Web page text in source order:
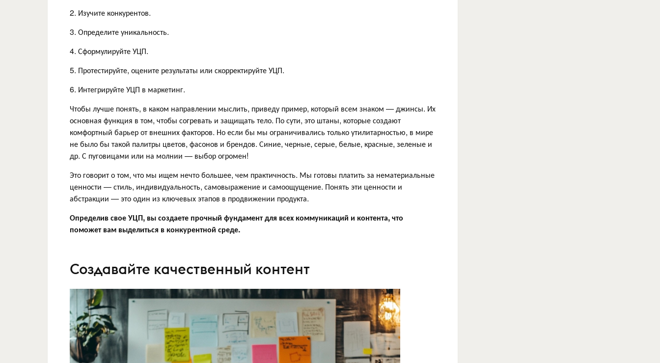
2. Изучите конкурентов.
3. Определите уникальность.
4. Сформулируйте УЦП.
5. Протестируйте, оцените результаты или скорректируйте УЦП.
6. Интегрируйте УЦП в маркетинг.
Чтобы лучше понять, в каком направлении мыслить, приведу пример, который всем знаком — джинсы. Их
основная функция в том, чтобы согревать и защищать тело. По сути, это штаны, которые создают
комфортный барьер от внешних факторов. Но если бы мы ограничивались только утилитарностью, в мире
не было бы такой палитры цветов, фасонов и брендов. Синие, черные, серые, белые, красные, зеленые и
др. С пуговицами или на молнии — выбор огромен!
Это говорит о том, что мы ищем нечто большее, чем практичность. Мы готовы платить за нематериальные
ценности — стиль, индивидуальность, самовыражение и самоощущение. Понять эти ценности и
абстракции — это один из ключевых этапов в продвижении продукта.
Определив свое УЦП, вы создаете прочный фундамент для всех коммуникаций и контента, что
поможет вам выделиться в конкурентной среде.
Создавайте качественный контент